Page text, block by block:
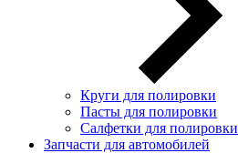
Круги для полировки
Пасты для полировки
Салфетки для полировки
Запчасти для автомобилей